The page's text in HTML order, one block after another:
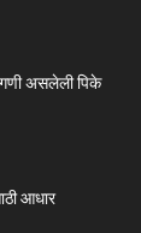
असलेली पिके
आधार